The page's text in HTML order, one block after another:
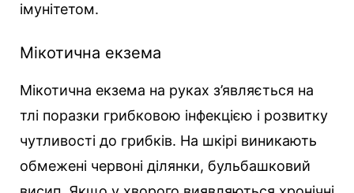
імунітетом.
Мікотична екзема
Мікотична екзема на руках з’являється на
тлі поразки грибковою інфекцією і розвитку
чутливості до грибків. На шкірі виникають
обмежені червоні ділянки, бульбашковий